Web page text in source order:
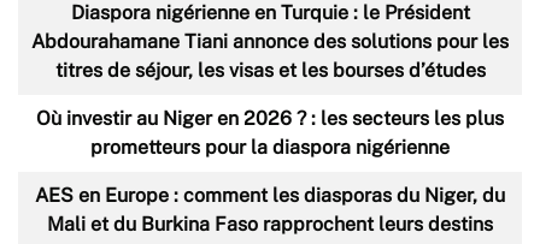
Diaspora nigérienne en Turquie : le Président
Abdourahamane Tiani annonce des solutions pour les
titres de séjour, les visas et les bourses d’études
Où investir au Niger en 2026 ? : les secteurs les plus
prometteurs pour la diaspora nigérienne
AES en Europe : comment les diasporas du Niger, du
Mali et du Burkina Faso rapprochent leurs destins